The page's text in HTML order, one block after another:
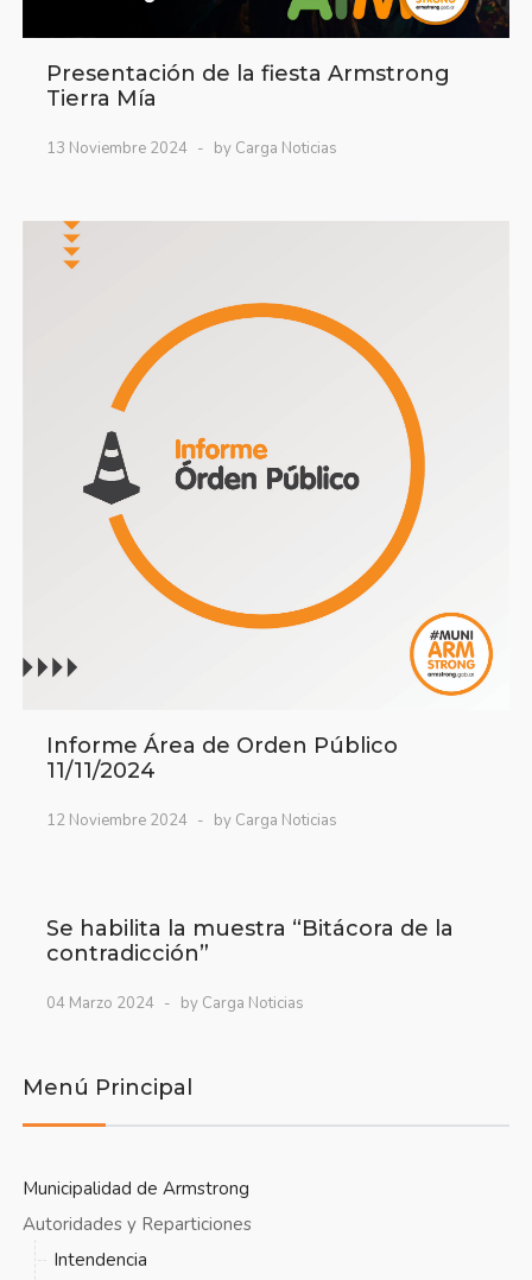
Presentación de la fiesta Armstrong
Tierra Mía
13 Noviembre 2024 by Carga Noticias
Informe Área de Orden Público
11/11/2024
12 Noviembre 2024 by Carga Noticias
Se habilita la muestra “Bitácora de la
contradicción”
04 Marzo 2024 by Carga Noticias
Menú Principal
Municipalidad de Armstrong
Autoridades y Reparticiones
Intendencia